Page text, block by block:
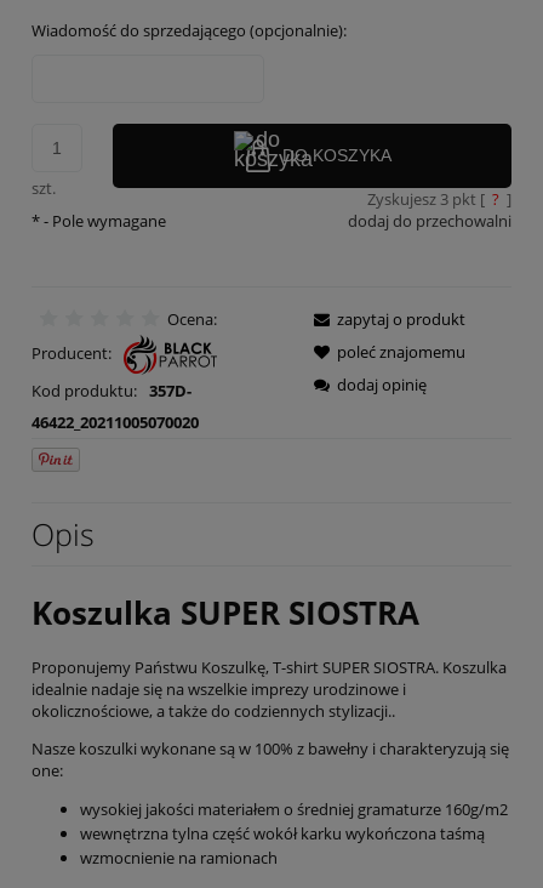
Wiadomość do sprzedającego (opcjonalnie):
szt.
DO KOSZYKA
Zyskujesz 3pkt [ ? ]
dodaj do przechowalni
*- Pole wymagane
Ocena:
Producent:
Kod produktu: 357D-
46422_20211005070020
zapytaj o produkt
poleć znajomemu
dodaj opinię
Opis
Koszulka SUPER SIOSTRA
Proponujemy Państwu Koszulkę, T-shirt SUPER SIOSTRA. Koszulka
idealnie nadaje się na wszelkie imprezy urodzinowe i
okolicznościowe, a także do codziennych stylizacji..
Nasze koszulki wykonane są w 100% z bawełny i charakteryzują się
one:
wysokiej jakości materiałem o średniej gramaturze 160g/m2
wewnętrzna tylna część wokół karku wykończona taśmą
wzmocnienie na ramionach